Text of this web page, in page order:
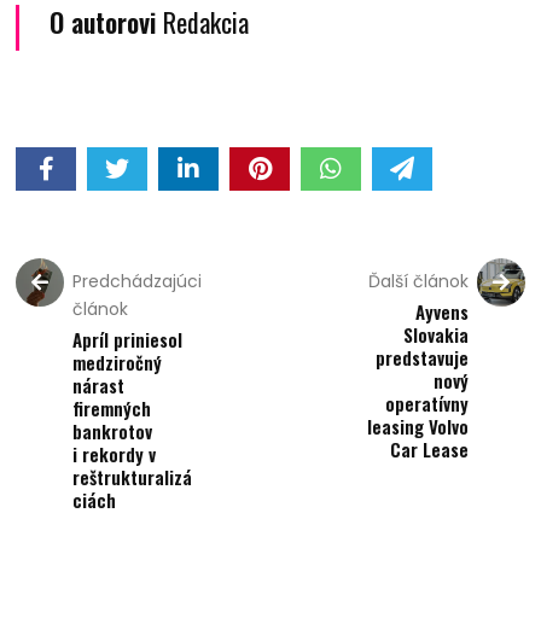
O autorovi Redakcia
Predchádzajúci
článok
Apríl priniesol
medziročný
nárast
firemných
bankrotov
i rekordy v
reštrukturalizá
ciách
Ďalší článok
Ayvens
Slovakia
predstavuje
nový
operatívny
leasing Volvo
Car Lease